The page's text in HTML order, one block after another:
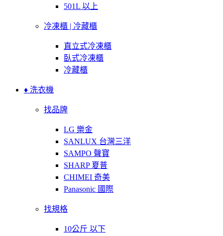
501L 以上
冷凍櫃 | 冷藏櫃
直立式冷凍櫃
臥式冷凍櫃
冷藏櫃
♦ 洗衣機
找品牌
LG 樂金
SANLUX 台灣三洋
SAMPO 聲寶
SHARP 夏普
CHIMEI 奇美
Panasonic 國際
找規格
10公斤 以下